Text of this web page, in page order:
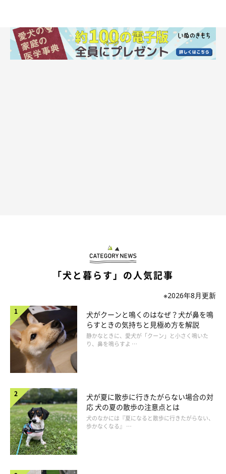
パニック気味に吠えることがある
初めての場所や人、犬が苦手
新しいおもちゃがあると、一度警戒する
家族のなかにも苦手な人がいる
このチェック項目に当てはまるものが多い場合、愛犬は「ビビり
で慎重派タイプ」かもしれません。
「犬と暮らす」の人気記事
※2026年8月更新
犬がクーンと鳴くのはなぜ？犬が鼻を鳴
らすときの気持ちと見極め方を解説
静かなときに、愛犬が「クーン」と小さく鳴いた
り、鼻を鳴らすよ …
犬が夏に散歩に行きたがらない場合の対
応 犬の夏の散歩の注意点とは
犬のなかには『夏になると散歩に行きたがらない、
歩かなくなる』 …